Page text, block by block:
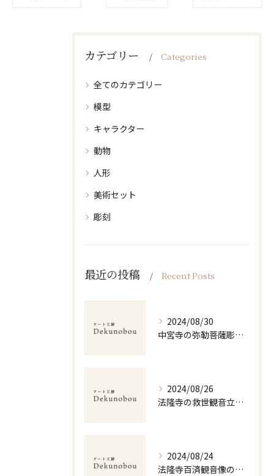
カテゴリー Categories
全てのカテゴリー
模型
キャラクター
動物
人形
美術セット
彫刻
最近の投稿 Recent Posts
2024/08/30
中宮寺の弥勒菩薩彫刻美の探求
2024/08/26
法隆寺の救世観音立体造形の魅力
2024/08/24
法隆寺百済観音像の立体美と仏教の深淵